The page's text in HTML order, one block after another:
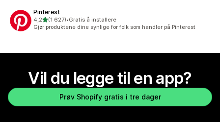
Pinterest
4,2av 5 stjerner
(1 627)
Totalt 1627 omtaler
•Gratis å installere
Gjør produktene dine synlige for folk som handler på Pinterest
Vil du legge til en app?
Prøv Shopify gratis i tre dager